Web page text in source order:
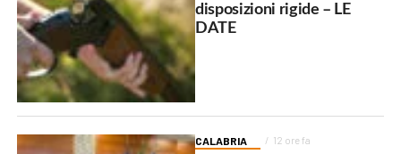
disposizioni rigide – LE
DATE
CALABRIA 12 ore fa